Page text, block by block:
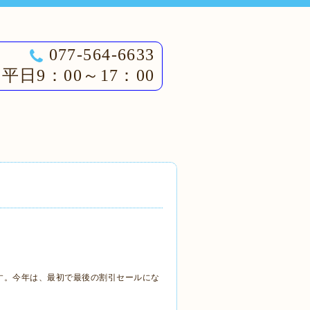
077-564-6633
日9：00～17：00
今年は、最初で最後の割引セールにな